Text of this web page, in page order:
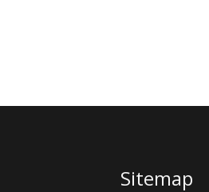
Sitemap